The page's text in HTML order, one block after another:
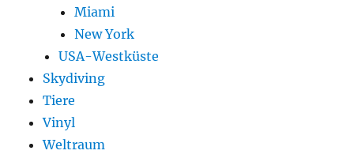
Miami
New York
USA-Westküste
Skydiving
Tiere
Vinyl
Weltraum